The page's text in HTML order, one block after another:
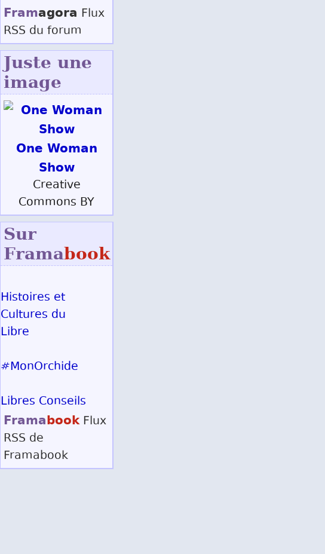
Framagora Flux
RSS du forum
Juste une
image
One Woman
Show
Creative
Commons BY
Sur
Framabook
Histoires et
Cultures du
Libre
#MonOrchide
Libres Conseils
Framabook Flux
RSS de
Framabook